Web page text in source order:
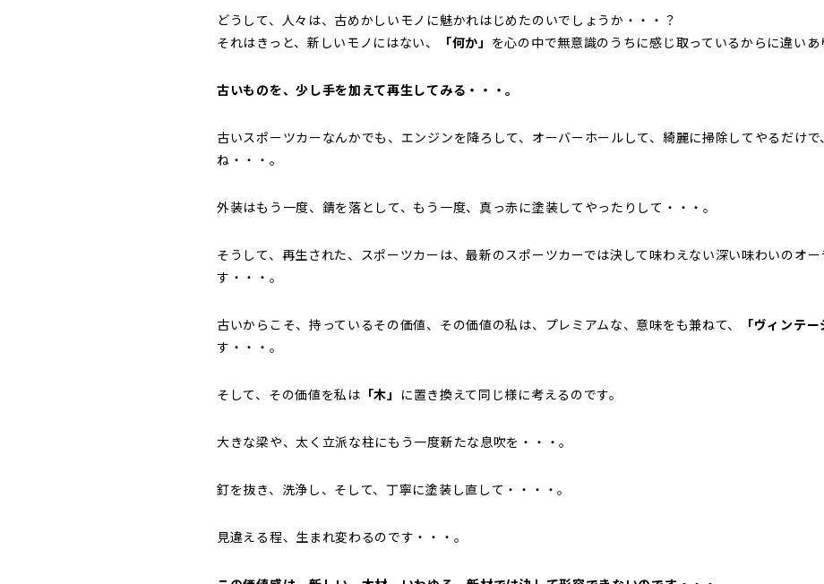
どうして、人々は、古めかしいモノに魅かれはじめたのいでしょうか・・・？
それはきっと、新しいモノにはない、
「何か」 を心の中で無意識のうちに感じ取っているからに違いあ
古いものを、少し手を加えて再生してみる・・・。
古いスポーツカーなんかでも、エンジンを降ろして、オーバーホールして、綺麗に掃除してやるだけ
ね・・・。
外装はもう一度、錆を落として、もう一度、真っ赤に塗装してやったりして・・・。
そうして、再生された、スポーツカーは、最新のスポーツカーでは決して味わえない深い味わいのオ
す・・・。
古いからこそ、持っているその価値、その価値の私は、プレミアムな、意味をも兼ねて、 「ヴィンテー
す・・・。
そして、その価値を私は 「木」 に置き換えて同じ様に考えるのです。
大きな梁や、太く立派な柱にもう一度新たな息吹を・・・。
釘を抜き、洗浄し、そして、丁寧に塗装し直して・・・・。
見違える程、生まれ変わるのです・・・。